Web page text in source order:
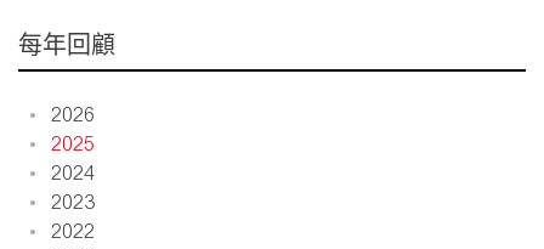
每年回顧
2026
2025
2024
2023
2022